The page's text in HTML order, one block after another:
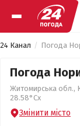
24 Канал Погода
Погода
Житомирська обл.,
28.58°Сх
Змінити місто